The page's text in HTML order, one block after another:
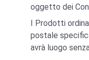
oggetto dei
I Prodotti
postale
avrà luogo